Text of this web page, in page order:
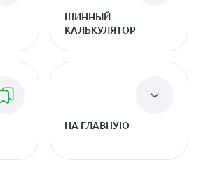
ШИННЫЙ
КАЛЬКУЛЯТОР
НА ГЛАВНУЮ